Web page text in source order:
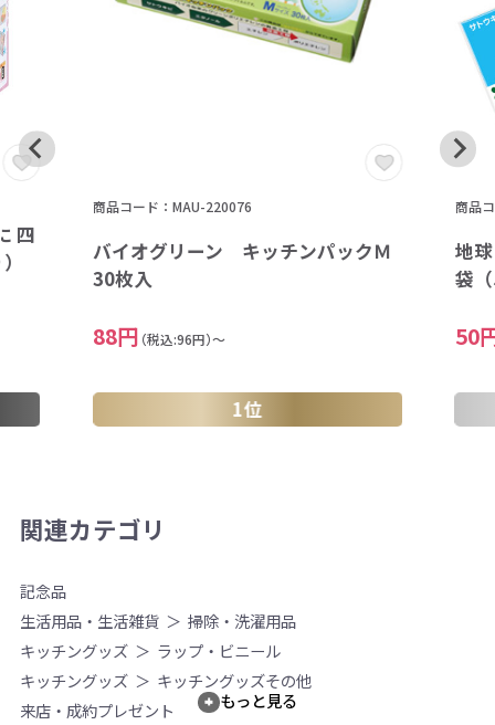
四
商品コード：MAU-220076
バイオグリーン キッチンパックＭ
30枚入
88円 （税込:96円）～
1位
商品
地
袋
50
関連カテゴリ
記念品
生活用品・生活雑貨
掃除・洗濯用品
キッチングッズ
ラップ・ビニール
キッチングッズ
キッチングッズその他
来店・成約プレゼント
もっと見る